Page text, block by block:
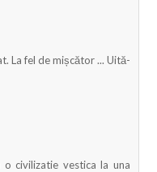
La fel de mișcător ... Uită-
civilizatie vestica la una